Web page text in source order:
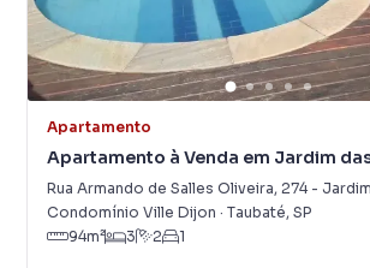
Apartamento
Apartamento à Venda em Jardim
Rua Armando de Salles Oliveira, 274-
Condomínio Ville Dijon · Taubaté, SP
94m² 3 2 1